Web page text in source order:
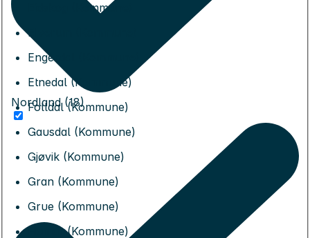
Eidskog (Kommune)
Elverum (Kommune)
Engerdal (Kommune)
Etnedal (Kommune)
Folldal (Kommune)
Gausdal (Kommune)
Gjøvik (Kommune)
Gran (Kommune)
Grue (Kommune)
Hamar (Kommune)
Nordland (18)